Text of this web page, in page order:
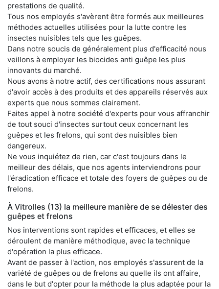
prestations de qualité.
Tous nos employés s'avèrent être formés aux meilleures
méthodes actuelles utilisées pour la lutte contre les
insectes nuisibles tels que les guêpes.
Dans notre soucis de généralement plus d'efficacité nous
veillons à employer les biocides anti guêpe les plus
innovants du marché.
Nous avons à notre actif, des certifications nous assurant
d'avoir accès à des produits et des appareils réservés aux
experts que nous sommes clairement.
Faites appel à notre société d'experts pour vous affranchir
de tout souci d'insectes surtout ceux concernant les
guêpes et les frelons, qui sont des nuisibles bien
dangereux.
Ne vous inquiétez de rien, car c'est toujours dans le
meilleur des délais, que nos agents interviendrons pour
l'éradication efficace et totale des foyers de guêpes ou de
frelons.
À Vitrolles (13) la meilleure manière de se délester des
guêpes et frelons
Nos interventions sont rapides et efficaces, et elles se
déroulent de manière méthodique, avec la technique
d'opération la plus efficace.
Avant de passer à l'action, nos employés s'assurent de la
variété de guêpes ou de frelons au quelle ils ont affaire,
dans le but d'opter pour la méthode la plus adaptée pour la